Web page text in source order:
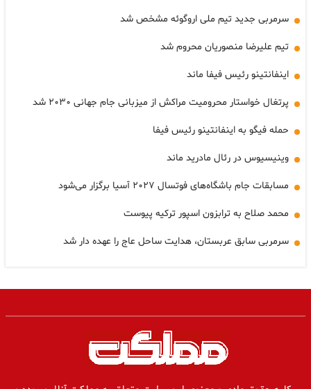
سرمربی جدید تیم ملی اروگوئه مشخص شد
تیم علیرضا منصوریان محروم شد
اینفانتینو رئیس فیفا ماند
پرتغال خواستار محرومیت مراکش از میزبانی جام جهانی ۲۰۳۰ شد
حمله فیگو به اینفانتینو رئیس فیفا
وینیسیوس در رئال مادرید ماند
مسابقات جام باشگاه‌های فوتسال ۲۰۲۷ آسیا برگزار می‌شود
محمد صلاح به ترابزون اسپور ترکیه پیوست
سرمربی سابق عربستان، هدایت ساحل عاج را عهده دار شد